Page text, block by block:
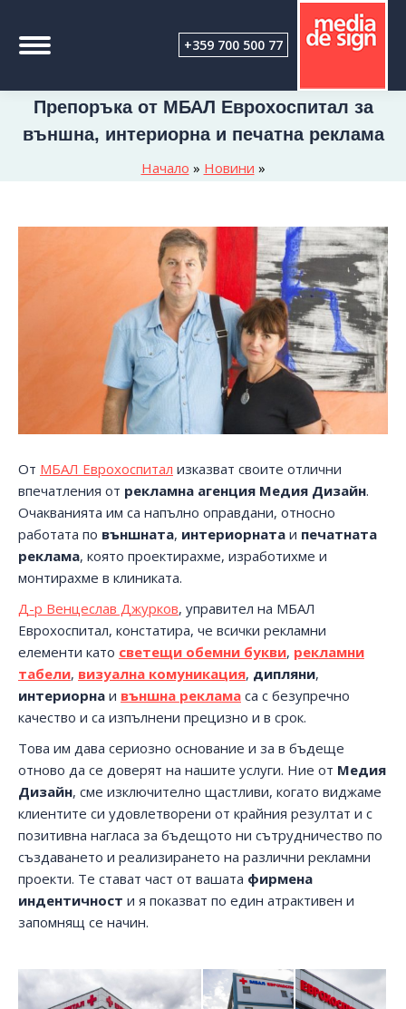
+359 700 500 77
Начало » Новини »
Препоръка от МБАЛ Еврохоспитал за
външна, интериорна и печатна реклама
От МБАЛ Еврохоспитал изказват своите отлични
впечатления от рекламна агенция Медия Дизайн.
Очакванията им са напълно оправдани, относно
работата по външната, интериорната и печатната
реклама, която проектирахме, изработихме и
монтирахме в клиниката.
Д-р Венцеслав Джурков, управител на МБАЛ
Еврохоспитал, констатира, че всички рекламни
елементи като светещи обемни букви, рекламни
табели, визуална комуникация, дипляни,
интериорна и външна реклама са с безупречно
качество и са изпълнени прецизно и в срок.
Това им дава сериозно основание и за в бъдеще
отново да се доверят на нашите услуги. Ние от Медия
Дизайн, сме изключително щастливи, когато виджаме
клиентите си удовлетворени от крайния резултат и с
позитивна нагласа за бъдещото ни сътрудничество по
създаването и реализирането на различни рекламни
проекти. Те стават част от вашата фирмена
индентичност и я показват по един атрактивен и
запомнящ се начин.